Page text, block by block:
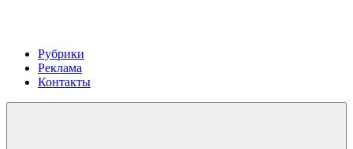
Рубрики
Реклама
Контакты